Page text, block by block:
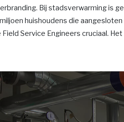
Bij stadsverwarming is
huishoudens die
Service Engineers cruciaal.